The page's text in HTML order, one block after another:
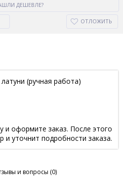
ДЕШЕВЛЕ?
ОТЛОЖИТЬ
(ручная работа)
и оформите заказ. После этого
уточнит подробности заказа.
и вопросы (0)